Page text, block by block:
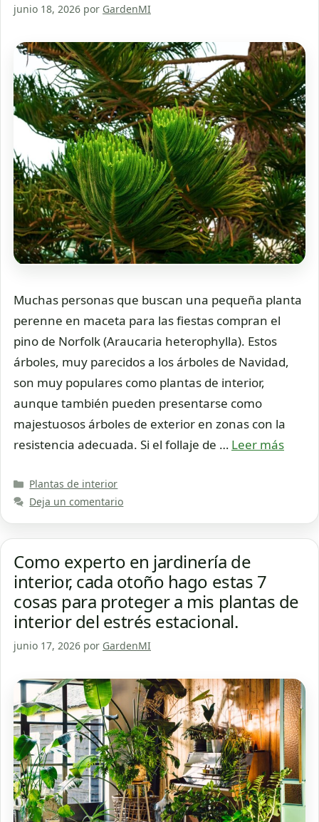
junio 18, 2026 por GardenMI
Muchas personas que buscan una pequeña planta
perenne en maceta para las fiestas compran el
pino de Norfolk (Araucaria heterophylla). Estos
árboles, muy parecidos a los árboles de Navidad,
son muy populares como plantas de interior,
aunque también pueden presentarse como
majestuosos árboles de exterior en zonas con la
resistencia adecuada. Si el follaje de … Leer más
Categorías
Plantas de interior
Deja un comentario
Como experto en jardinería de
interior, cada otoño hago estas 7
cosas para proteger a mis plantas de
interior del estrés estacional.
junio 17, 2026 por GardenMI